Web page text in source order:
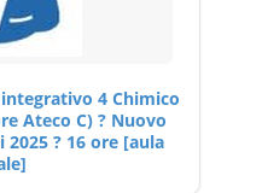
integrativo 4 Chimico
Ateco C) ? Nuovo
? 16 ore [aula